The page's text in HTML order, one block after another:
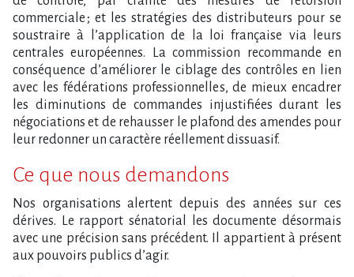
commerciale ; et les stratégies des distributeurs pour se
soustraire à l’application de la loi française via leurs
centrales européennes. La commission recommande en
conséquence d’améliorer le ciblage des contrôles en lien
avec les fédérations professionnelles, de mieux encadrer
les diminutions de commandes injustifiées durant les
négociations et de rehausser le plafond des amendes pour
leur redonner un caractère réellement dissuasif.
Ce que nous demandons
Nos organisations alertent depuis des années sur ces
dérives. Le rapport sénatorial les documente désormais
avec une précision sans précédent. Il appartient à présent
aux pouvoirs publics d​‌’agir.